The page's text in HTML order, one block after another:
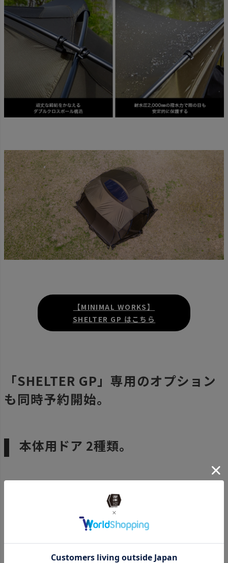
【MINIMAL WORKS】
SHELTER GP はこちら
「SHELTER GP」専用のオプション
も同時予約開始。
本体用ドア 2種類。